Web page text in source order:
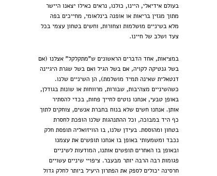
בעולם אידיאלי, היינו, כולנו, נראים כאילו יצאנו היישר
מתוך מגזין בריאות או אופנה בינלאומי, מחייכים בפה
מלא בשיניים מושלמות וצחורות, וחשים בטחון עצמי בכל
צעד ושלב של חיינו.
במציאות, אחד הדברים הראשונים ש"מתקלקל" אצלנו (אם
בשל גנטיקה לקויה, אם בשל הגיל ואם בשל שגרת היגיינה
דנטאלית שאינה תמיד מושלמת), הן השיניים שלנו.
כשהשיניים מצהיבות, שבורות, מרווחות או שונות בגודלן,
באופן טבעי, אנחנו נוטים לחייך פחות, בכדי להסתיר
אותן. אנחנו חשים שלא בנוח בחברת אנשים, צוחקים לתוך
כף היד במבוכה, וכל ההתנהגות שלנו הופכת לחסרת
בטחון ומהוססת. בעידן שלנו, בו הוויזואליה תופסת חלק
נכבד ומשמעותי באופן בו אנחנו תופשים את עצמנו
ובאופן בו האחרים תופשים אותנו, המודעות לשיניים
פגומות רבה הרבה יותר מבעבר. ציפויי שיניים עשויים
חרסינה יכולים לספק את הפתרון היעיל ביותר לחלק גדול